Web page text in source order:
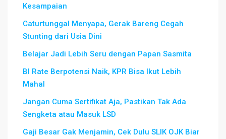
Kesampaian
Caturtunggal Menyapa, Gerak Bareng Cegah
Stunting dari Usia Dini
Belajar Jadi Lebih Seru dengan Papan Sasmita
BI Rate Berpotensi Naik, KPR Bisa Ikut Lebih
Mahal
Jangan Cuma Sertifikat Aja, Pastikan Tak Ada
Sengketa atau Masuk LSD
Gaji Besar Gak Menjamin, Cek Dulu SLIK OJK Biar